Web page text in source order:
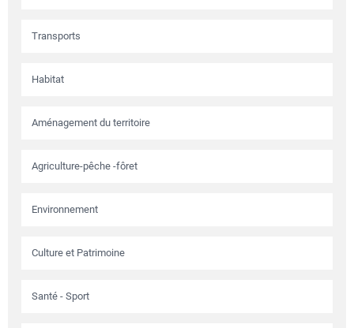
Transports
Habitat
Aménagement du territoire
Agriculture-pêche -fôret
Environnement
Culture et Patrimoine
Santé - Sport